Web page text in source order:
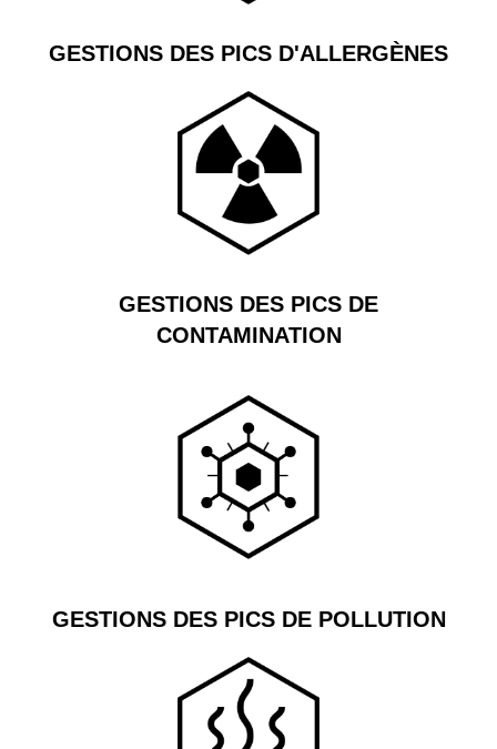
GESTIONS DES PICS D'ALLERGÈNES
GESTIONS DES PICS DE
CONTAMINATION
GESTIONS DES PICS DE POLLUTION